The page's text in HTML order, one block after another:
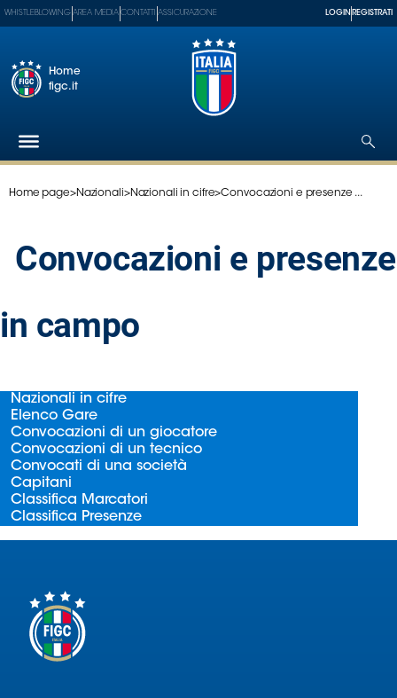
Federazione
Partner
Tecnici
Paralimpico
Serie
B
Femminile
Museo
del
Calcio
Shop
delle
nazionali
Assicurazione
WHISTLEBLOWING AREA MEDIA CONTATTI ASSICURAZIONE LOGIN REGISTRATI
Home
figc.it
Home page>Nazionali>Nazionali in cifre>Convocazioni e presenze ...
Convocazioni e presenze
in campo
Nazionali in cifre
Elenco Gare
Convocazioni di un giocatore
Convocazioni di un tecnico
Convocati di una società
Capitani
Classifica Marcatori
Classifica Presenze